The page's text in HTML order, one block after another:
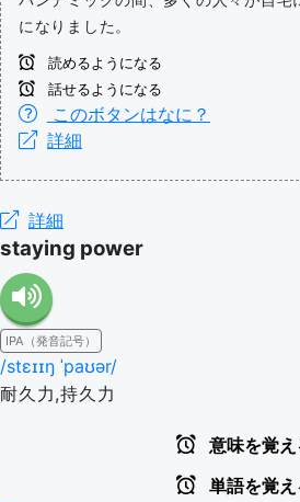
になりました。
読めるようになる
話せるようになる
このボタンはなに？
詳細
詳細
staying power
IPA（発音記号）
/stɛɪɪŋ ˈpaʊər/
耐久力,持久力
意味を覚え
単語を覚え